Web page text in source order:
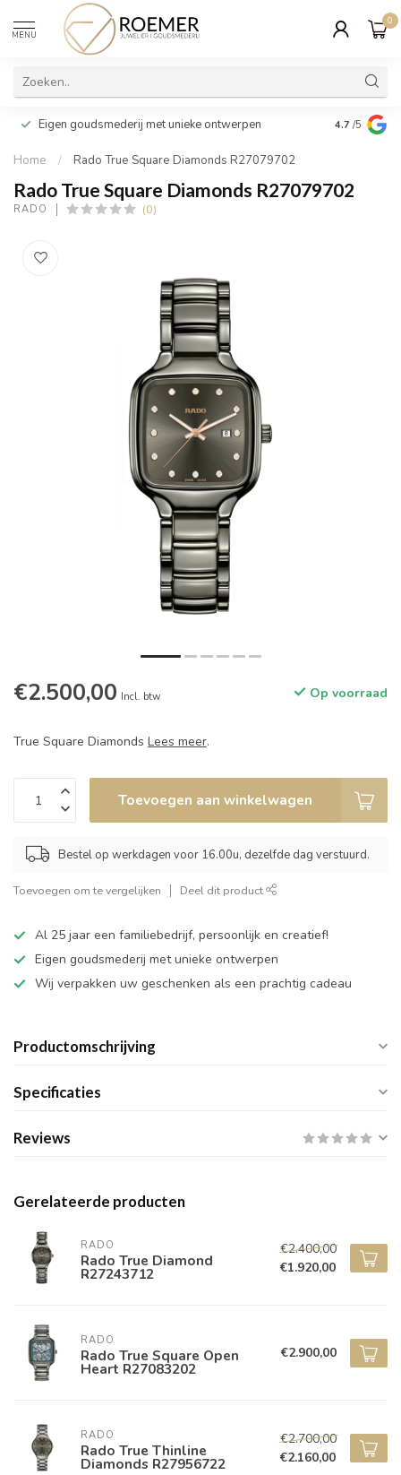
MENU
0
Eigen goudsmederij met unieke ontwerpen Wij
cadeau
4.7 /5
Home / Rado True Square Diamonds R27079702
Rado True Square Diamonds R27079702
RADO (0)
€2.500,00 Incl. btw Op voorraad
True Square Diamonds Lees meer.
Toevoegen aan winkelwagen
Bestel op werkdagen voor 16.00u, dezelfde dag verstuurd.
Toevoegen om te vergelijken Deel dit product
Al 25 jaar een familiebedrijf, persoonlijk en creatief!
Eigen goudsmederij met unieke ontwerpen
Wij verpakken uw geschenken als een prachtig cadeau
Productomschrijving
Specificaties
Reviews
Gerelateerde producten
RADO
Rado True Diamond
R27243712
€2.400,00
€1.920,00
RADO
Rado True Square Open
Heart R27083202
€2.900,00
RADO
Rado True Thinline
Diamonds R27956722
€2.700,00
€2.160,00